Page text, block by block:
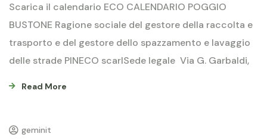
Scarica il calendario ECO CALENDARIO POGGIO
BUSTONE Ragione sociale del gestore della raccolta e
trasporto e del gestore dello spazzamento e lavaggio
delle strade PINECO scarlSede legale Via G. Garbaldi,
Read More
geminit